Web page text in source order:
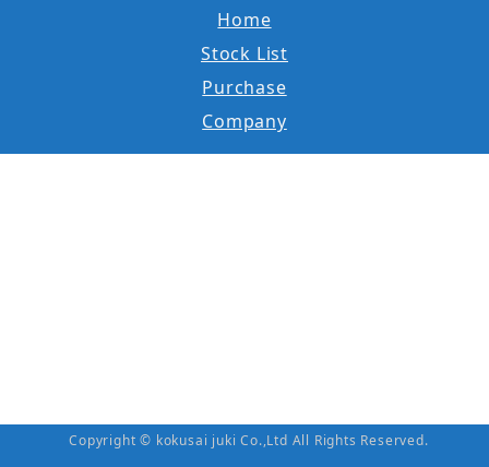
Home
Stock List
Purchase
Company
Copyright © kokusai juki Co.,Ltd All Rights Reserved.